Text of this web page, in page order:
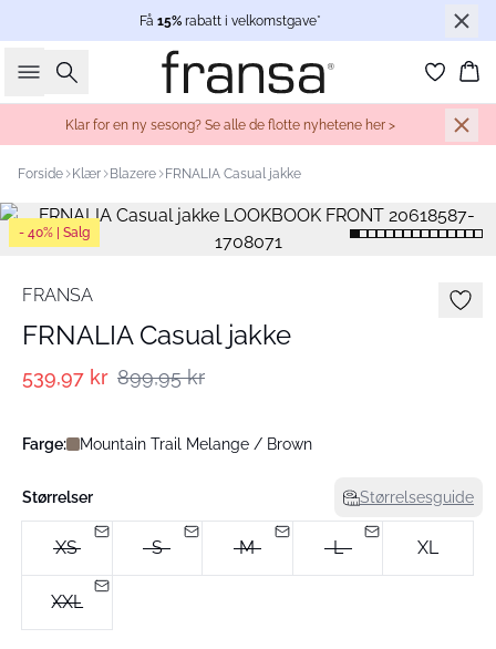
Få 15% rabatt i velkomstgave*
Søk
Klar for en ny sesong? Se alle de flotte nyhetene her >
Forside Klær Blazere FRNALIA Casual jakke
- 40% | Salg
FRANSA
FRNALIA Casual jakke
539,97 kr 899,95 kr
Farge: Mountain Trail Melange / Brown
Størrelser Størrelsesguide
XS S M L XL
XXL